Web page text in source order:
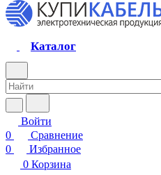
Каталог
Войти
0
Сравнение
0
Избранное
0 Корзина